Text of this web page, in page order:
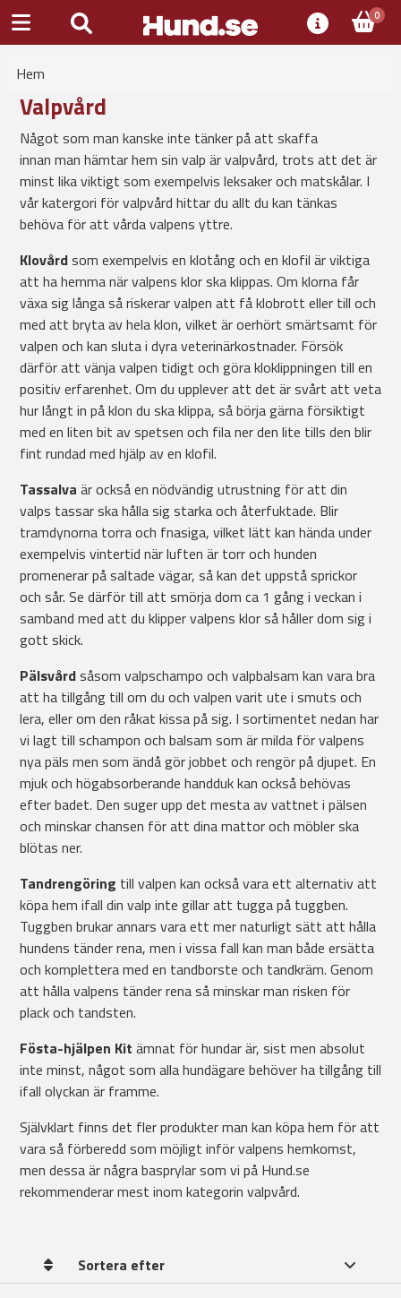
0
Hem
Valpvård
Något som man kanske inte tänker på att skaffa
innan man hämtar hem sin valp är valpvård, trots att det är
minst lika viktigt som exempelvis leksaker och matskålar. I
vår katergori för valpvård hittar du allt du kan tänkas
behöva för att vårda valpens yttre.
Klovårdsom exempelvis en klotång och en klofil är viktiga
att ha hemma när valpens klor ska klippas. Om klorna får
växa sig långa så riskerar valpen att få klobrott eller till och
med att bryta av hela klon, vilket är oerhört smärtsamt för
valpen och kan sluta i dyra veterinärkostnader. Försök
därför att vänja valpen tidigt och göra kloklippningen till en
positiv erfarenhet. Om du upplever att det är svårt att veta
hur långt in på klon du ska klippa, så börja gärna försiktigt
med en liten bit av spetsen och fila ner den lite tills den blir
fint rundad med hjälp av en klofil.
Tassalva är också en nödvändig utrustning för att din
valps tassar ska hålla sig starka och återfuktade. Blir
tramdynorna torra och fnasiga, vilket lätt kan hända under
exempelvis vintertid när luften är torr och hunden
promenerar på saltade vägar, så kan det uppstå sprickor
och sår. Se därför till att smörja dom ca 1 gång i veckan i
samband med att du klipper valpens klor så håller dom sig i
gott skick.
Pälsvårdsåsom valpschampo och valpbalsam kan vara bra
att ha tillgång till om du och valpen varit ute i smuts och
lera, eller om den råkat kissa på sig. I sortimentet nedan har
vi lagt till schampon och balsam som är milda för valpens
nya päls men som ändå gör jobbet och rengör på djupet. En
mjuk och högabsorberande handduk kan också behövas
efter badet. Den suger upp det mesta av vattnet i pälsen
och minskar chansen för att dina mattor och möbler ska
blötas ner.
Tandrengöring till valpen kan också vara ett alternativ att
köpa hem ifall din valp inte gillar att tugga på tuggben.
Tuggben brukar annars vara ett mer naturligt sätt att hålla
hundens tänder rena, men i vissa fall kan man både ersätta
och komplettera med en tandborste och tandkräm. Genom
att hålla valpens tänder rena så minskar man risken för
plack och tandsten.
Fösta-hjälpen Kit ämnat för hundarär, sist men absolut
inte minst, något som alla hundägare behöver ha tillgång till
ifall olyckan är framme.
Självklart finns det fler produkter man kan köpa hem för att
vara så förberedd som möjligt inför valpens hemkomst,
men dessa är några basprylar som vi på Hund.se
rekommenderar mest inom kategorin valpvård.
Sortera efter